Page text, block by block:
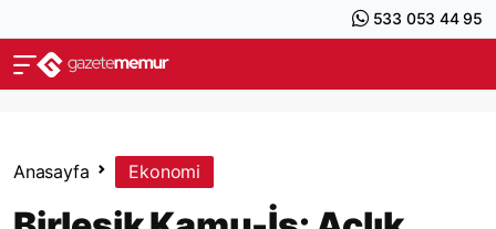
533 053 44 95
Anasayfa Ekonomi